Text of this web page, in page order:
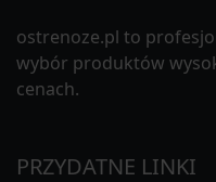
ostrenoze.pl to
wybór produktów
cenach.
PRZYDATNE LINKI